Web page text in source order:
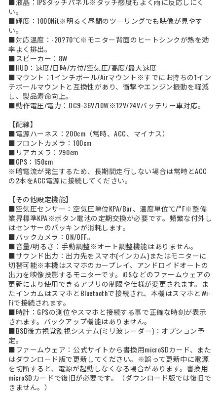
い。
■輝度：1000Nit※明るく昼間のツーリングでも映像が見やす
い。
■対応温度：-20?70℃※モニター背面のヒートシンクが熱を効
率よく排出。
■スピーカー：8W
■HUD：速度/日時/方位/空気圧/高度/最大速度
■マウント：1インチボール/Airマウント※すでにお持ちの1イン
チボールマウントと互換性があり、衝撃やエンジン振動を軽減
し、製品寿命向上。
■動作電圧/電力：DC9-36V/10W※12V/24Vバッテリー車対応。
【配線】
■電源ハーネス：200cm（常時、ACC、マイナス）
■フロントカメラ：100cm
■リアカメラ：290cm
■GPS：150cm
※暗電流が発生するため、長期間走行しない場合は常時とACC
の2本をACC電源に接続してください。
【その他設定機能】
■空気圧センサー：空気圧単位KPA/Bar、温度単位℃/°F※整備
業界標準KPA※ボタン電池の定期交換が必要です。頻繁な付外し
はセンサーのパッキンが消耗します。
■バックカメラ：ON/OFF。
■音量/明るさ：手動調整※オート調整機能はありません。
■サウンド出力：出力先をスマホ(インカム)またはモニターに
切替可能※本機はスマホのカープレイ、アンドロイドオートの
出力を映像投影するモニターです。iOSなどのファームウェアの
更新により使用できるアプリの制限や仕様が変更されます。ま
たインカムはスマホとBluetoothで接続され、本機はスマホとWi-
Fiで接続されます。
■時計：GPSの測位やスマホと接続する事で正確な時刻が表示
されます。バックアップ機能はありません。
■BSD後方視覚監視システム(ミリ波レーダー)：オプション予
定。
■ファームウェア：公式サイトから書換用microSDカード、また
はダウンロード版で更新してください。※誤って更新中に電源
を切断すると、電源が起動しなくなる場合があります。書換用
microSDカードで復旧が必要です。（ダウンロード版では復旧で
きません。）